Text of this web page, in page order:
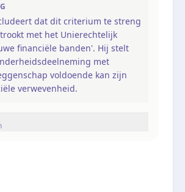
dat dit criterium te streng
met het Unierechtelijk
financiële banden'. Hij stelt
met
voldoende kan zijn
verwevenheid.